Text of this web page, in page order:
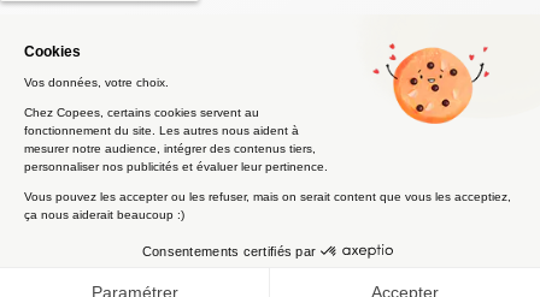
🇬🇧 It looks like you speak
Switch to English
Contact
Imprimerie en ligne
🐛 Signaler un bug
© 2026 Milkprint. Tous droits réservés. Copees est une marque de
Milkprint — SIRET 824 580 450 00032
Les délais de livraison le jour même, y compris sur des créneaux de 30 minutes, sont
proposés selon la localisation, la disponibilité opérationnelle et après validation finale
de la commande par notre équipe. Les tarifs affichés sont indicatifs et peuvent varier
selon les caractéristiques du dossier et la zone de livraison.